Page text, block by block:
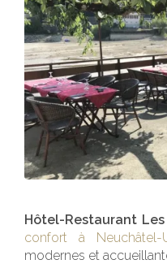
Hôtel-Restaurant
confort à Neuchâtel-
modernes et